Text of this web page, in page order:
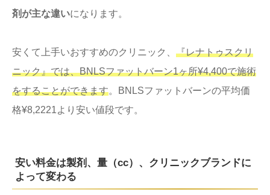
剤が主な違いになります。
安くて上手いおすすめのクリニック、 『レナトゥスクリ
ニック』では、BNLSファットバーン1ヶ所¥4,400で施術
をすることができます。BNLSファットバーンの平均価
格¥8,2221より安い値段です。
安い料金は製剤、量（cc）、クリニックブランドに
よって変わる